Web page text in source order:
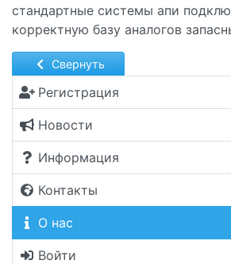
Свернуть
Регистрация
Новости
Информация
Контакты
О нас
Войти
стандартные системы апи
корректную базу аналогов